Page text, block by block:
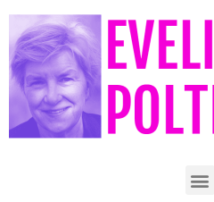
naar
de
inhoud